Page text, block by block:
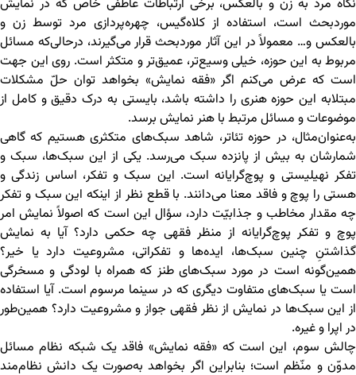
نگاه مرد به زن و بالعکس، برخی ارتباطات عاطفی خاص که در نمایش
موردبحث است، استفاده از کلاه‌گیس، چهره‌پردازی مرد توسط زن و
بالعکس و… معمولاً در این آثار موردبحث قرار می‌گیرند، درحالی‌که مسائل
مربوط به این حوزه، خیلی وسیع‌تر، عمیق‌تر و متکثر است. روی این جهت
است که عرض می‌کنم اگر «فقه نمایش» بخواهد توان حلّ مشکلات
مبتلابه این حوزه هنری را داشته باشد، بایستی به درک دقیق و کامل از
موضوعات و مسائل مرتبط با هنر نمایش برسد.
به‌عنوان‌مثال، در حوزه تئاتر، شاهد سبک‌های متکثری هستیم که گاهی
شمارشان به بیش از پانزده سبک می‌رسد. یکی از این سبک‌ها، سبک و
تفکر نهیلیستی و پوچ‌گرایانه است. این سبک و تفکر، اساس زندگی و
هستی را پوچ و فاقد معنا می‌دانند. با قطع نظر از اینکه این سبک و تفکر
چه مقدار مخاطب و جذابیّت دارد، سؤال این است که اصولاً نمایش امر
پوچ و تفکر پوچ‌گرایانه از منظر فقهی چه حکمی دارد؟ آیا به نمایش
گذاشتنِ چنین سبک‌ها، ایده‌ها و تفکراتی، مشروعیت دارد یا خیر؟
همین‌گونه است در مورد سبک‌های طنز که همراه با لودگی و مسخرگی
است یا سبک‌های متفاوت دیگری که در سینما مرسوم است. آیا استفاده
از این سبک‌ها در نمایش از نظر فقهی جواز و مشروعیت دارد؟ همین‌طور
در اپرا و غیره.
چالش سوم، این است که «فقه نمایش» فاقد یک شبکه نظام مسائل
مدوّن و منّظم است؛ بنابراین اگر بخواهد به‌صورت یک دانش نظام‌مند